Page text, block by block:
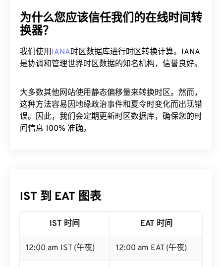
为什么您应该信任我们的在线时间转
换器？
我们使用IANA时区数据库进行时区转换计算。IANA
是协调和管理世界时区数据的知名机构，信誉良好。
大多数其他网站使用静态偏移量来转换时区。然而，
这种方法容易因地缘政治事件和夏令时变化而出现错
误。因此，我们会定期更新时区数据库，确保您的时
间信息 100% 准确。
IST 到 EAT 图表
IST 时间 EAT 时间
12:00 am IST (午夜) 12:00 am EAT (午夜)